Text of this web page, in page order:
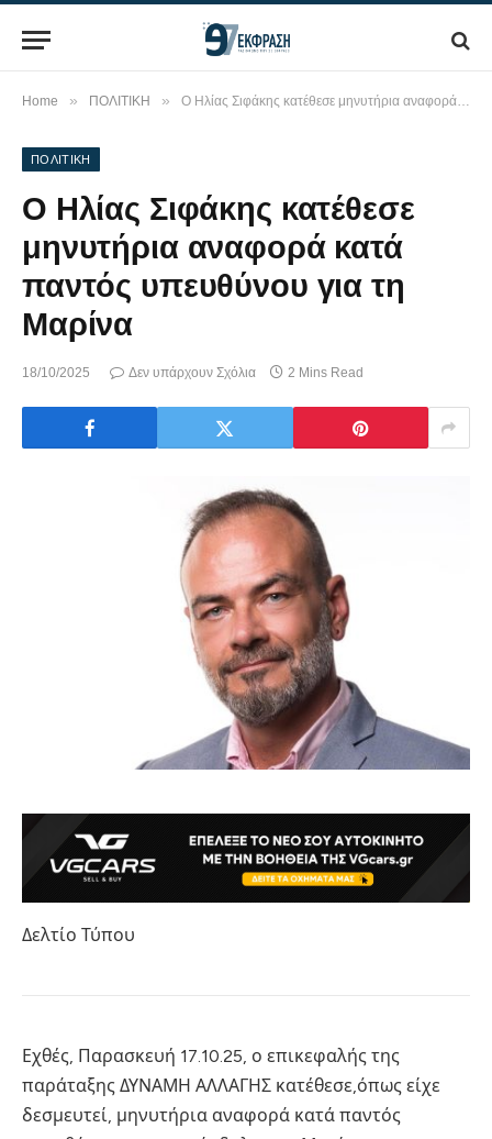
Home » ΠΟΛΙΤΙΚΗ » Ο Ηλίας Σιφάκης κατέθεσε μηνυτήρια αναφορά κατά παντός υπευθύνου για τη Μαρίνα
ΠΟΛΙΤΙΚΗ
Ο Ηλίας Σιφάκης κατέθεσε
μηνυτήρια αναφορά κατά
παντός υπευθύνου για τη
Μαρίνα
18/10/2025 Δεν υπάρχουν Σχόλια 2 Mins Read
Δελτίο Τύπου
Εχθές, Παρασκευή 17.10.25, ο επικεφαλής της
παράταξης ΔΥΝΑΜΗ ΑΛΛΑΓΗΣ κατέθεσε,όπως είχε
δεσμευτεί, μηνυτήρια αναφορά κατά παντός